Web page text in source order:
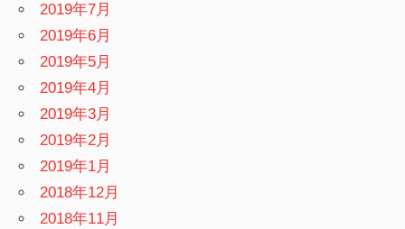
2019年7月
2019年6月
2019年5月
2019年4月
2019年3月
2019年2月
2019年1月
2018年12月
2018年11月